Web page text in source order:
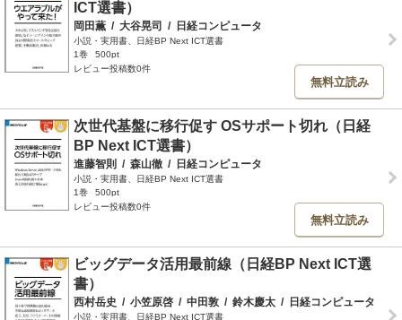
ICT選書）
岡田薫 / 大谷晃司 / 日経コンピュータ
小説・実用書、日経BP Next ICT選書
1巻
500pt
レビュー投稿数0件
無料立読み
次世代基盤に移行促す OSサポート切れ（日経
BP Next ICT選書）
進藤智則 / 森山徹 / 日経コンピュータ
小説・実用書、日経BP Next ICT選書
1巻
500pt
レビュー投稿数0件
無料立読み
ビッグデータ活用最前線（日経BP Next ICT選
書）
西村岳史 / 小笠原啓 / 中田敦 / 鈴木慶太 / 日経コンピュータ
小説・実用書、日経BP Next ICT選書